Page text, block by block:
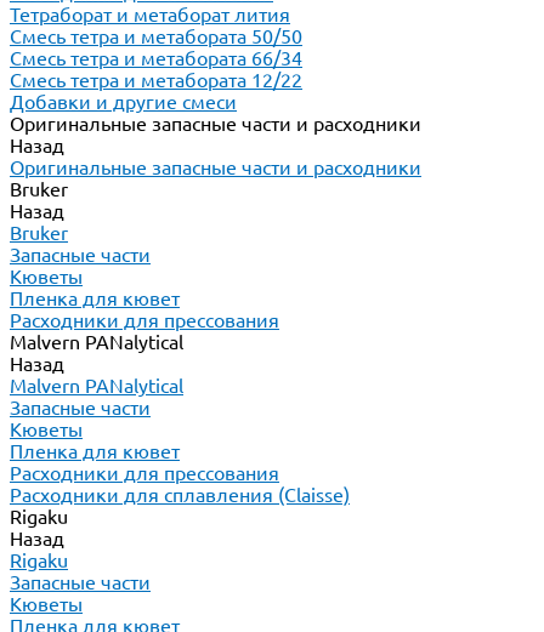
Тетраборат и метаборат лития
Смесь тетра и метабората 50/50
Смесь тетра и метабората 66/34
Смесь тетра и метабората 12/22
Добавки и другие смеси
Оригинальные запасные части и расходники
Назад
Оригинальные запасные части и расходники
Bruker
Назад
Bruker
Запасные части
Кюветы
Пленка для кювет
Расходники для прессования
Malvern PANalytical
Назад
Malvern PANalytical
Запасные части
Кюветы
Пленка для кювет
Расходники для прессования
Расходники для сплавления (Claisse)
Rigaku
Назад
Rigaku
Запасные части
Кюветы
Пленка для кювет